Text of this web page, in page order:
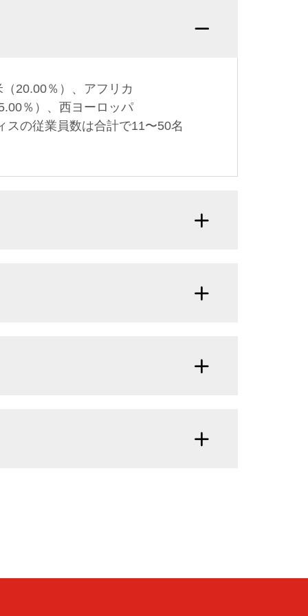
20.00％）、アフリカ
％）、西ヨーロッパ
スの従業員数は合計で11〜50名